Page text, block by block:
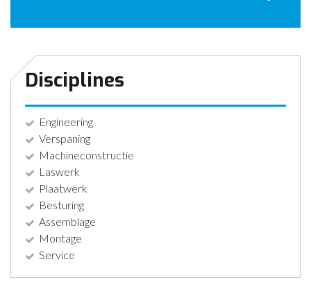
Disciplines
Engineering
Verspaning
Machineconstructie
Laswerk
Plaatwerk
Besturing
Assemblage
Montage
Service